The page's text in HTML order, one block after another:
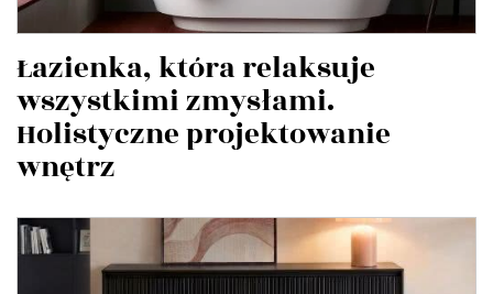
Łazienka, która relaksuje
wszystkimi zmysłami.
Holistyczne projektowanie
wnętrz